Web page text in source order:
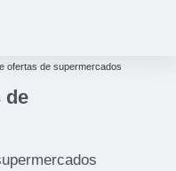
ofertas de supermercados
de